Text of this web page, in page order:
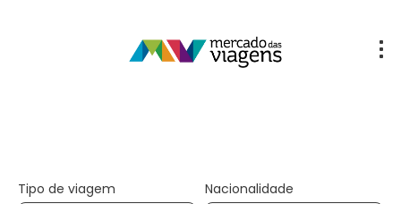
Tipo de viagem Nacionalidade